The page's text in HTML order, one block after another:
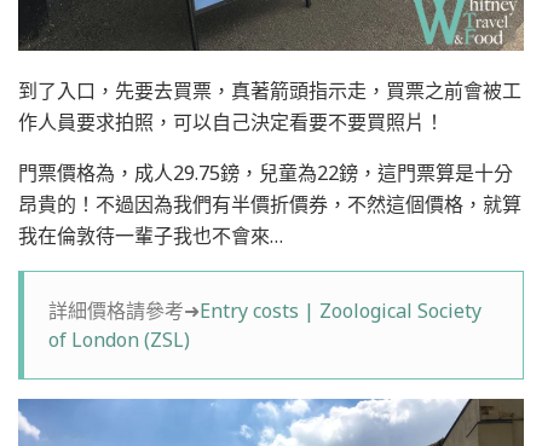
到了入口，先要去買票，真著箭頭指示走，買票之前會被工
作人員要求拍照，可以自己決定看要不要買照片！
門票價格為，成人29.75鎊，兒童為22鎊，這門票算是十分
昂貴的！不過因為我們有半價折價券，不然這個價格，就算
我在倫敦待一輩子我也不會來…
詳細價格請參考➜Entry costs | Zoological Society
of London (ZSL)